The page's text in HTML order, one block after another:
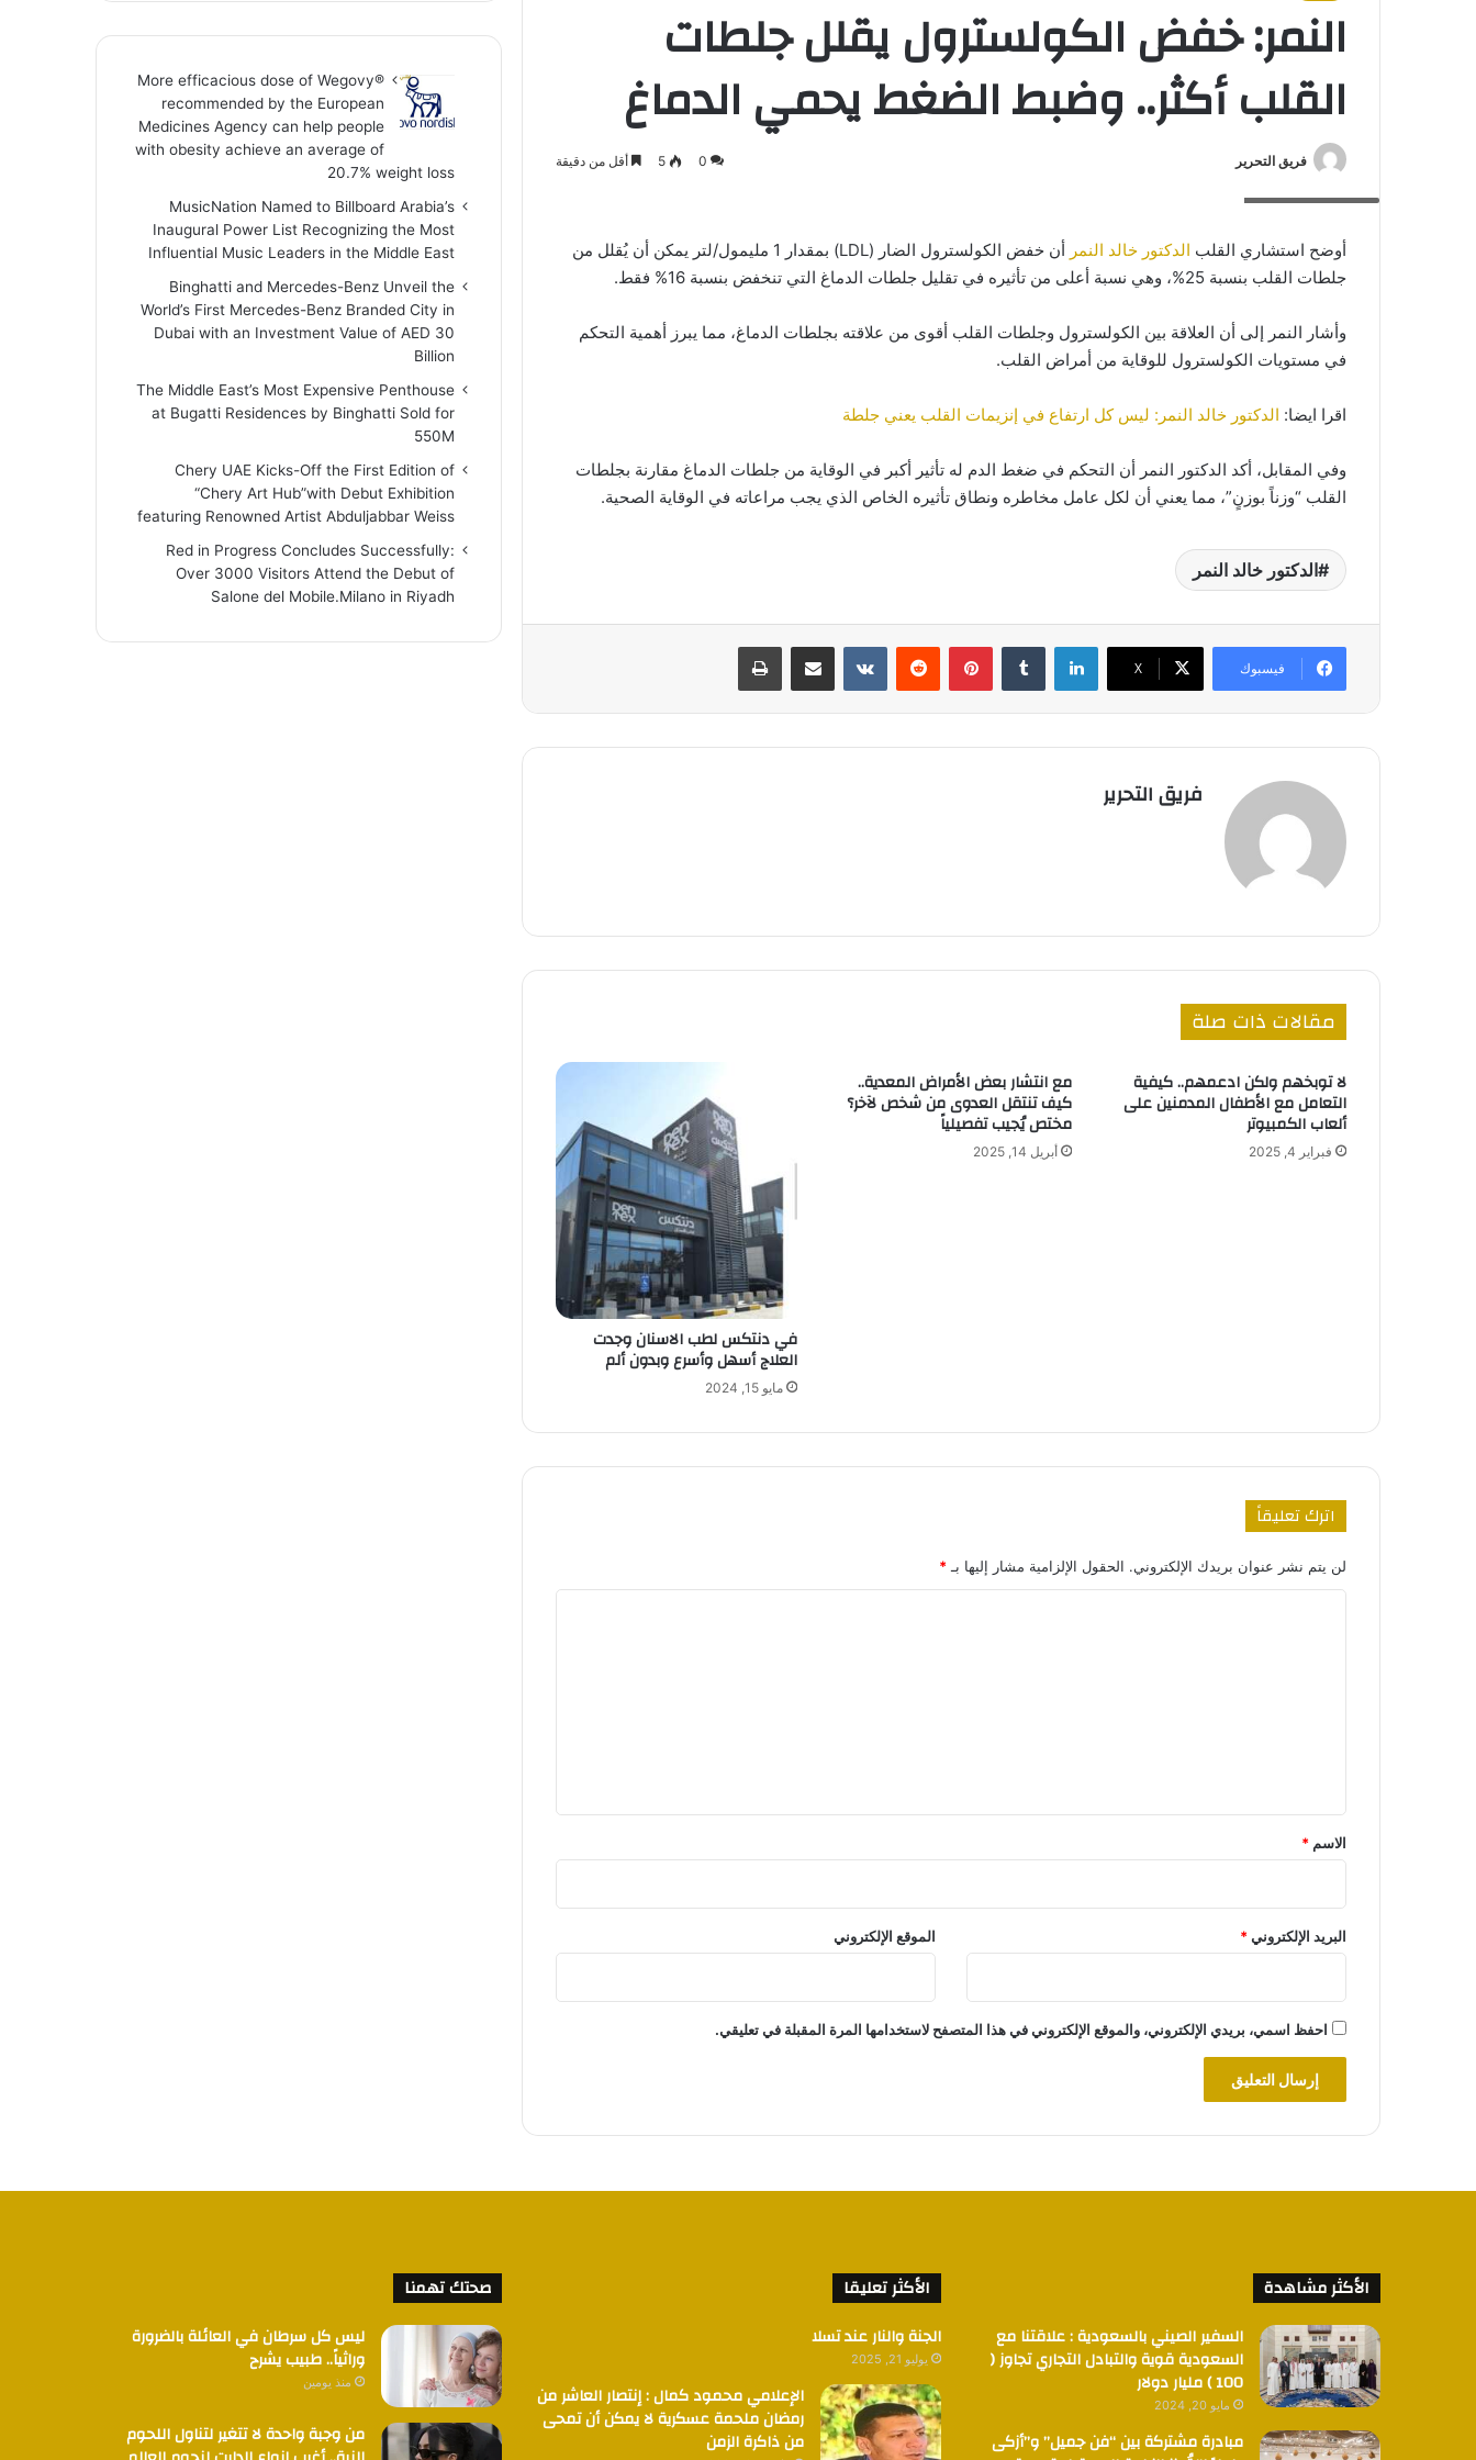
النمر: خفض الكولسترول يقلل جلطات
القلب أكثر.. وضبط الضغط يحمي الدماغ
فريق التحرير 0
5 أقل من دقيقة
أوضح استشاري القلب الدكتور خالد النمر
أن خفض الكولسترول الضار (LDL) بمقدار 1 مليمول/لتر يمكن أن يُقلل من
جلطات القلب بنسبة 25%، وهي نسبة أعلى من تأثيره في تقليل جلطات الدماغ التي تنخفض بنسبة 16% فقط.
وأشار النمر إلى أن العلاقة بين الكولسترول وجلطات القلب أقوى من علاقته بجلطات الدماغ، مما يبرز أهمية التحكم
في مستويات الكولسترول للوقاية من أمراض القلب.
اقرا ايضا: الدكتور خالد النمر: ليس كل ارتفاع في إنزيمات القلب يعني جلطة
وفي المقابل، أكد الدكتور النمر أن التحكم في ضغط الدم له تأثير أكبر في الوقاية من جلطات الدماغ مقارنة بجلطات
القلب “وزناً بوزنٍ”، مما يعني أن لكل عامل مخاطره ونطاق تأثيره الخاص الذي يجب مراعاته في الوقاية الصحية.
الدكتور خالد النمر
فيسبوك ‫X
لينكدإن بينتيريست مشاركة عبر البريد طباعة
فريق التحرير
مقالات ذات صلة
لا توبخهم ولكن ادعمهم.. كيفية
التعامل مع الأطفال المدمنين على
ألعاب الكمبيوتر
فبراير 4, 2025
مع انتشار بعض الأمراض المعدية..
كيف تنتقل العدوى من شخص لآخر؟
مختص يُجيب تفصيلياً
أبريل 14, 2025
في دنتكس لطب الاسنان وجدت
العلاج أسهل وأسرع وبدون ألم
مايو 15, 2024
اترك تعليقاً
لن يتم نشر عنوان بريدك الإلكتروني. الحقول الإلزامية مشار إليها بـ*
*
الاسم *
البريد الإلكتروني* الموقع الإلكتروني
احفظ اسمي، بريدي الإلكتروني، والموقع الإلكتروني في هذا المتصفح لاستخدامها المرة المقبلة في تعليقي.
More efficacious dose of Wegovy®️
recommended by the European
Medicines Agency can help people
with obesity achieve an average of
20.7% weight loss
MusicNation Named to Billboard Arabia’s
Inaugural Power List Recognizing the Most
Influential Music Leaders in the Middle East
Binghatti and Mercedes-Benz Unveil the
World’s First Mercedes-Benz Branded City in
Dubai with an Investment Value of AED 30
Billion
The Middle East’s Most Expensive Penthouse
at Bugatti Residences by Binghatti Sold for
550M
Chery UAE Kicks-Off the First Edition of
“Chery Art Hub”with Debut Exhibition
featuring Renowned Artist Abduljabbar Weiss
Red in Progress Concludes Successfully:
Over 3000 Visitors Attend the Debut of
Salone del Mobile.Milano in Riyadh
الأكثر مشاهدة
السفير الصيني بالسعودية : علاقتنا مع
السعودية قوية والتبادل التجاري تجاوز (
100 ) مليار دولار
مايو 20, 2024
مبادرة مشتركة بين “فن جميل” و”أزكى
الأكثر تعليقا
الجنة والنار عند تسلا
يوليو 21, 2025
الإعلامي محمود كمال : إنتصار العاشر من
رمضان ملحمة عسكرية لا يمكن أن تمحى
من ذاكرة الزمن
صحتك تهمنا
ليس كل سرطان في العائلة بالضرورة
وراثياً.. طبيب يشرح
منذ يومين
من وجبة واحدة لا تتغير لتناول اللحوم